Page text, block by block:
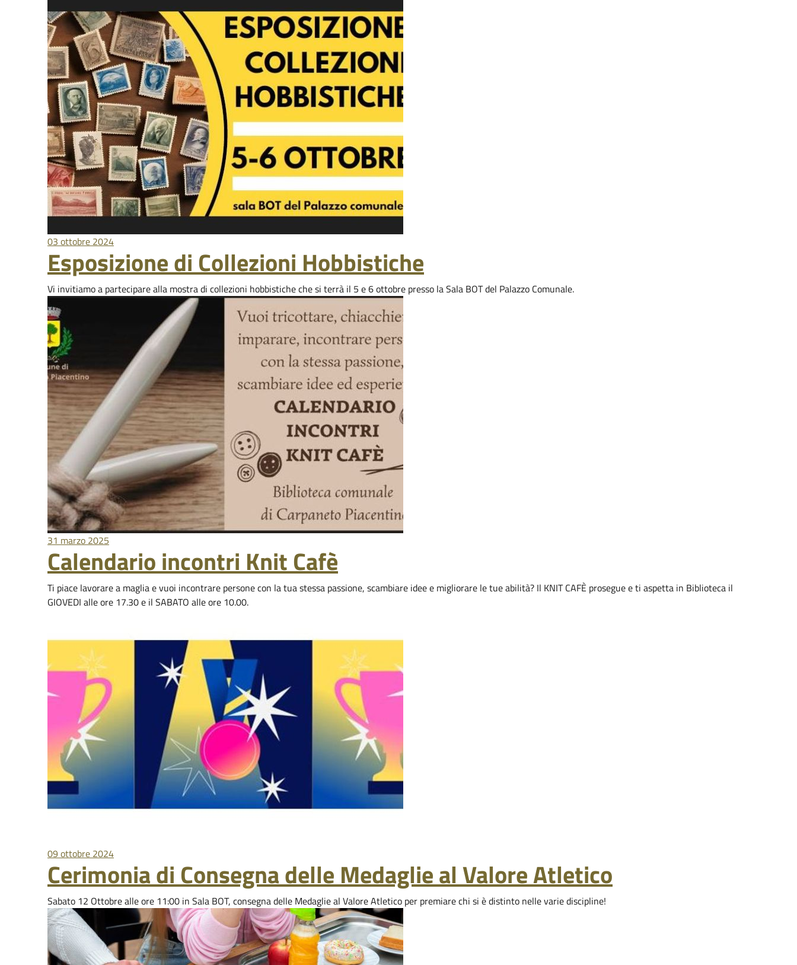
03 ottobre 2024
Esposizione di Collezioni Hobbistiche
Vi invitiamo a partecipare alla mostra di collezioni hobbistiche che si terrà il 5 e 6 ottobre presso la Sala BOT del Palazzo Comunale.
31 marzo 2025
Calendario incontri Knit Cafè
Ti piace lavorare a maglia e vuoi incontrare persone con la tua stessa passione, scambiare idee e migliorare le tue abilità? Il KNIT CAFÈ prosegue e ti aspetta in Biblioteca il
GIOVEDI alle ore 17.30 e il SABATO alle ore 10.00.
09 ottobre 2024
Cerimonia di Consegna delle Medaglie al Valore Atletico
Sabato 12 Ottobre alle ore 11:00 in Sala BOT, consegna delle Medaglie al Valore Atletico per premiare chi si è distinto nelle varie discipline!